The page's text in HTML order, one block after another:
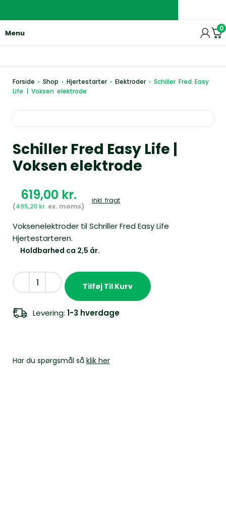
Menu 0
Forside › Shop › Hjertestarter › Elektroder › Schiller Fred Easy
Life | Voksen elektrode
Schiller Fred Easy Life |
Voksen elektrode
kr.
495,20 kr.
inkl. fragt
Voksenelektroder til Schriller Fred Easy Life
Hjertestarteren.
Holdbarhed ca 2,5 år.
Tilføj Til Kurv
Levering: 1-3 hverdage
Har du spørgsmål så klik her